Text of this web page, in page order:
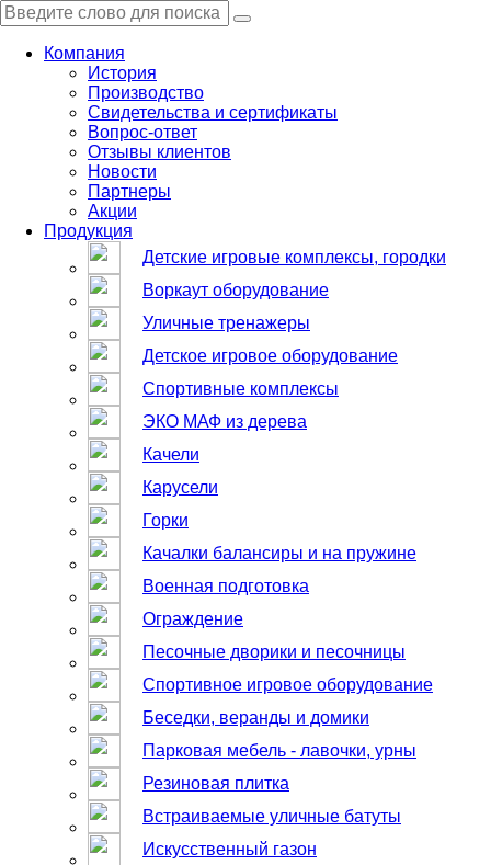
Компания
История
Производство
Свидетельства и сертификаты
Вопрос-ответ
Отзывы клиентов
Новости
Партнеры
Акции
Продукция
Детские игровые комплексы, городки
Воркаут оборудование
Уличные тренажеры
Детское игровое оборудование
Спортивные комплексы
ЭКО МАФ из дерева
Качели
Карусели
Горки
Качалки балансиры и на пружине
Военная подготовка
Ограждение
Песочные дворики и песочницы
Спортивное игровое оборудование
Беседки, веранды и домики
Парковая мебель - лавочки, урны
Резиновая плитка
Встраиваемые уличные батуты
Искусственный газон